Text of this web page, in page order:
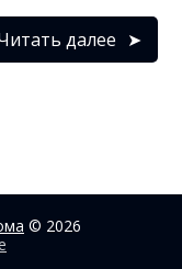
далее
© 2026